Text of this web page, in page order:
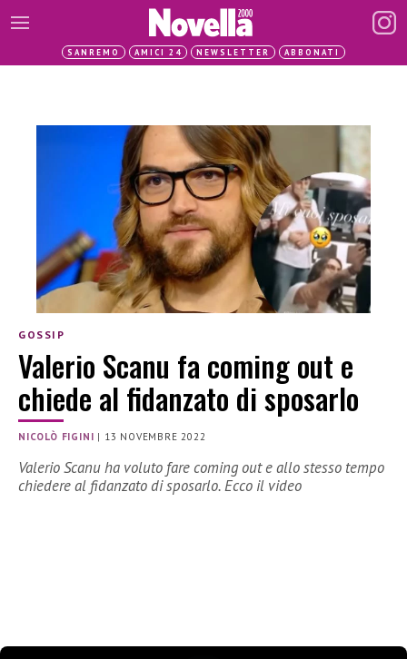
SANREMO AMICI 24 NEWSLETTER ABBONATI
GOSSIP
Valerio Scanu fa coming out e
chiede al fidanzato di sposarlo
NICOLÒ FIGINI | 13 NOVEMBRE 2022
Valerio Scanu ha voluto fare coming out e allo stesso tempo
chiedere al fidanzato di sposarlo. Ecco il video